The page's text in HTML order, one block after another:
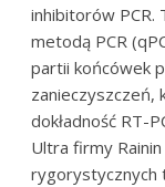
inhibitorów PCR.
metodą PCR
partii końcówek
zanieczyszczeń,
dokładność RT-
Ultra firmy
rygorystycznych